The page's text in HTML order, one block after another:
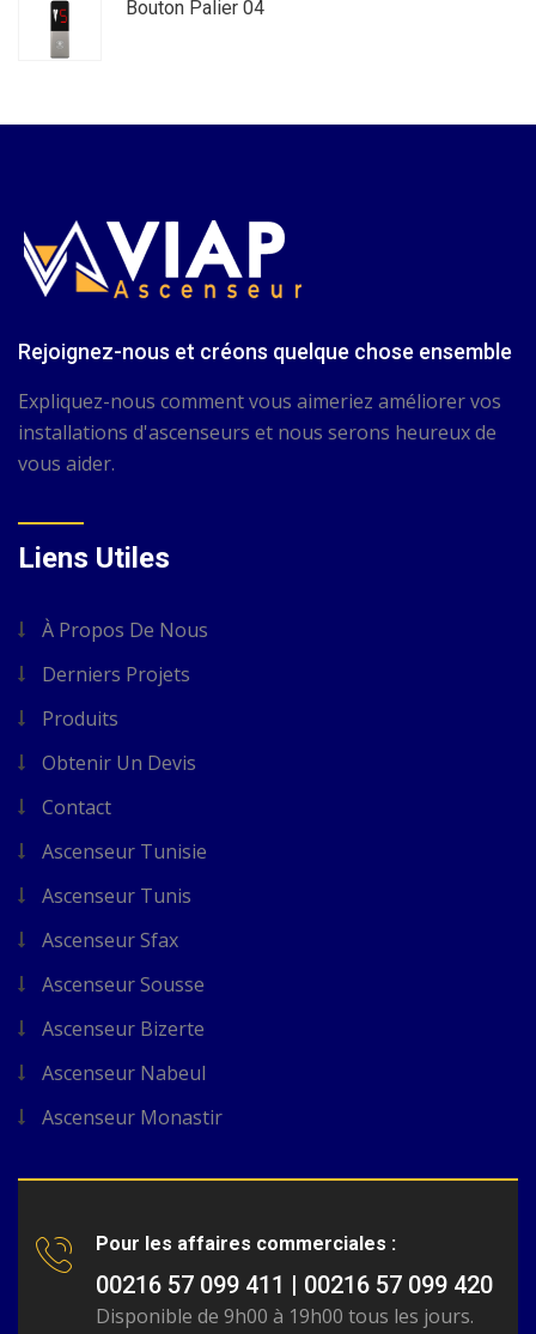
Bouton Palier 04
Rejoignez-nous et créons quelque chose ensemble
Expliquez-nous comment vous aimeriez améliorer vos
installations d'ascenseurs et nous serons heureux de
vous aider.
Liens Utiles
À Propos De Nous
Derniers Projets
Produits
Obtenir Un Devis
Contact
Ascenseur Tunisie
Ascenseur Tunis
Ascenseur Sfax
Ascenseur Sousse
Ascenseur Bizerte
Ascenseur Nabeul
Ascenseur Monastir
Pour les affaires commerciales :
00216 57 099 411 | 00216 57 099 420
Disponible de 9h00 à 19h00 tous les jours.